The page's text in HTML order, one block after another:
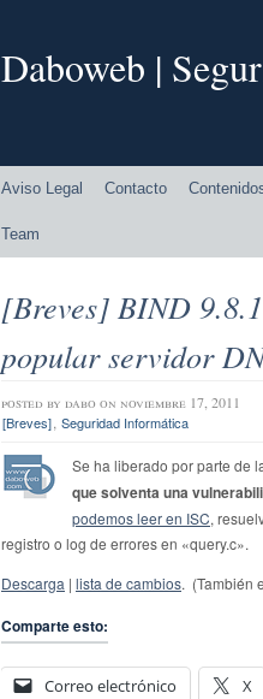
Daboweb |
Aviso Legal Contacto
Team
[Breves] BIND
popular servidor
posted by dabo on noviembre 17, 2011
[Breves], Seguridad Informática
Se ha liberado por parte de
que solventa una
podemos leer en ISC,
registro o log de errores en «query.c».
Descarga | lista de cambios. (También
Comparte esto:
Correo electrónico X